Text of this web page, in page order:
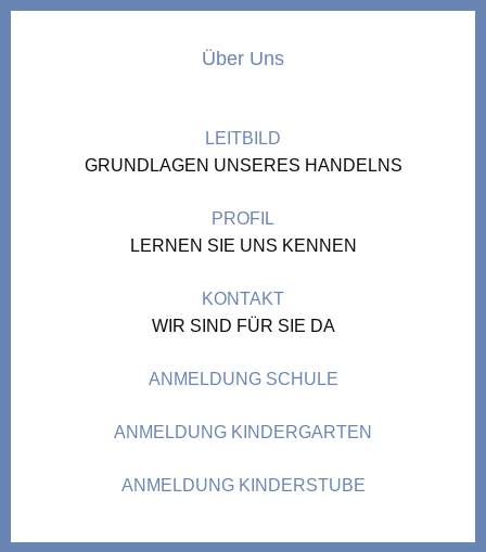
Über Uns
LEITBILD
GRUNDLAGEN UNSERES HANDELNS
PROFIL
LERNEN SIE UNS KENNEN
KONTAKT
WIR SIND FÜR SIE DA
ANMELDUNG SCHULE
ANMELDUNG KINDERGARTEN
ANMELDUNG KINDERSTUBE